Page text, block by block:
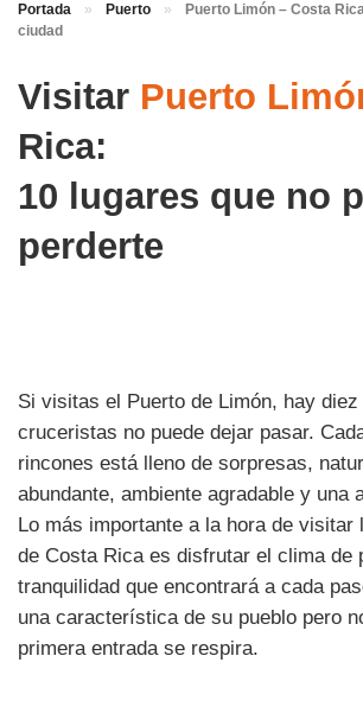
Portada » Puerto »
Puerto Limón – Costa
ciudad
Visitar Puerto
Rica:
10 lugares que no
perderte
Si visitas el Puerto de Limón, hay
cruceristas no puede dejar pasar.
rincones está lleno de sorpresas,
abundante, ambiente agradable y una
Lo más importante a la hora de visitar
de Costa Rica es disfrutar el clima de
tranquilidad que encontrará a cada
una característica de su pueblo pero
primera entrada se respira.